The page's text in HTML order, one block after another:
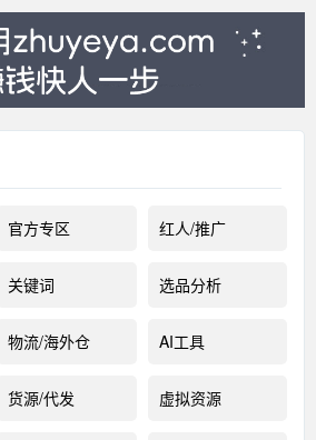
官方专区 红人/推广
关键词 选品分析
物流/海外仓 AI工具
货源/代发 虚拟资源